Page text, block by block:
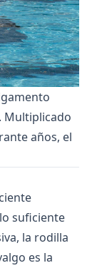
Multiplicado
años, el
suficiente
la rodilla
es la